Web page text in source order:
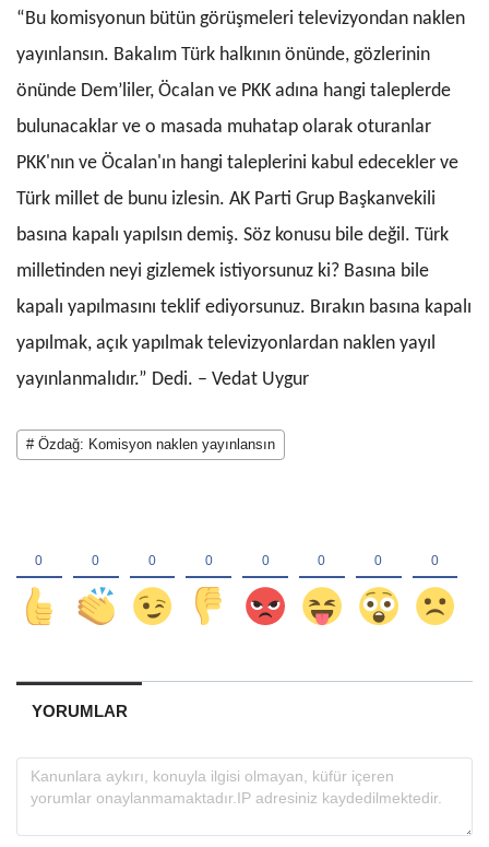
“Bu komisyonun bütün görüşmeleri televizyondan naklen
yayınlansın. Bakalım Türk halkının önünde, gözlerinin
önünde Dem’liler, Öcalan ve PKK adına hangi taleplerde
bulunacaklar ve o masada muhatap olarak oturanlar
PKK'nın ve Öcalan'ın hangi taleplerini kabul edecekler ve
Türk millet de bunu izlesin. AK Parti Grup Başkanvekili
basına kapalı yapılsın demiş. Söz konusu bile değil. Türk
milletinden neyi gizlemek istiyorsunuz ki? Basına bile
kapalı yapılmasını teklif ediyorsunuz. Bırakın basına kapalı
yapılmak, açık yapılmak televizyonlardan naklen yayıl
yayınlanmalıdır.” Dedi. – Vedat Uygur
# Özdağ: Komisyon naklen yayınlansın
YORUMLAR